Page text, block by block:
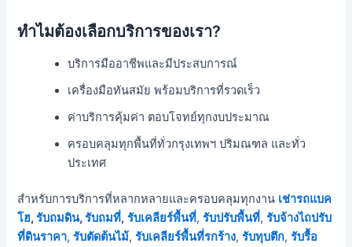
ทำไมต้องเลือกบริการของเรา?
บริการมืออาชีพและมีประสบการณ์
เครื่องมือทันสมัย พร้อมบริการที่รวดเร็ว
ค่าบริการคุ้มค่า ตอบโจทย์ทุกงบประมาณ
ครอบคลุมทุกพื้นที่ทั่วกรุงเทพฯ ปริมณฑล และทั่ว
ประเทศ
สำหรับการบริการที่หลากหลายและครอบคลุมทุกงาน เช่ารถแบค
โฮ,รับถมดิน,รับถมที่, รับเคลียร์พื้นที่,รับปรับพื้นที่,รับจ้างไถปรับ
ที่ดินราคา,รับตัดต้นไม้,รับเคลียร์พื้นที่รกร้าง,รับทุบตึก,รับรื้อ